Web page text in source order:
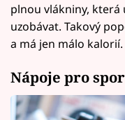
plnou vlákniny,
uzobávat. Takový
a má jen málo kalorií.
Nápoje pro